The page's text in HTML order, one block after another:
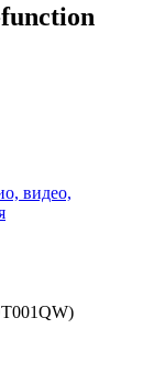
видео,